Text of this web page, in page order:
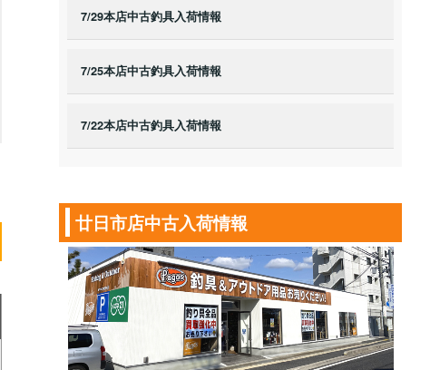
7/29本店中古釣具入荷情報
7/25本店中古釣具入荷情報
7/22本店中古釣具入荷情報
廿日市店中古入荷情報